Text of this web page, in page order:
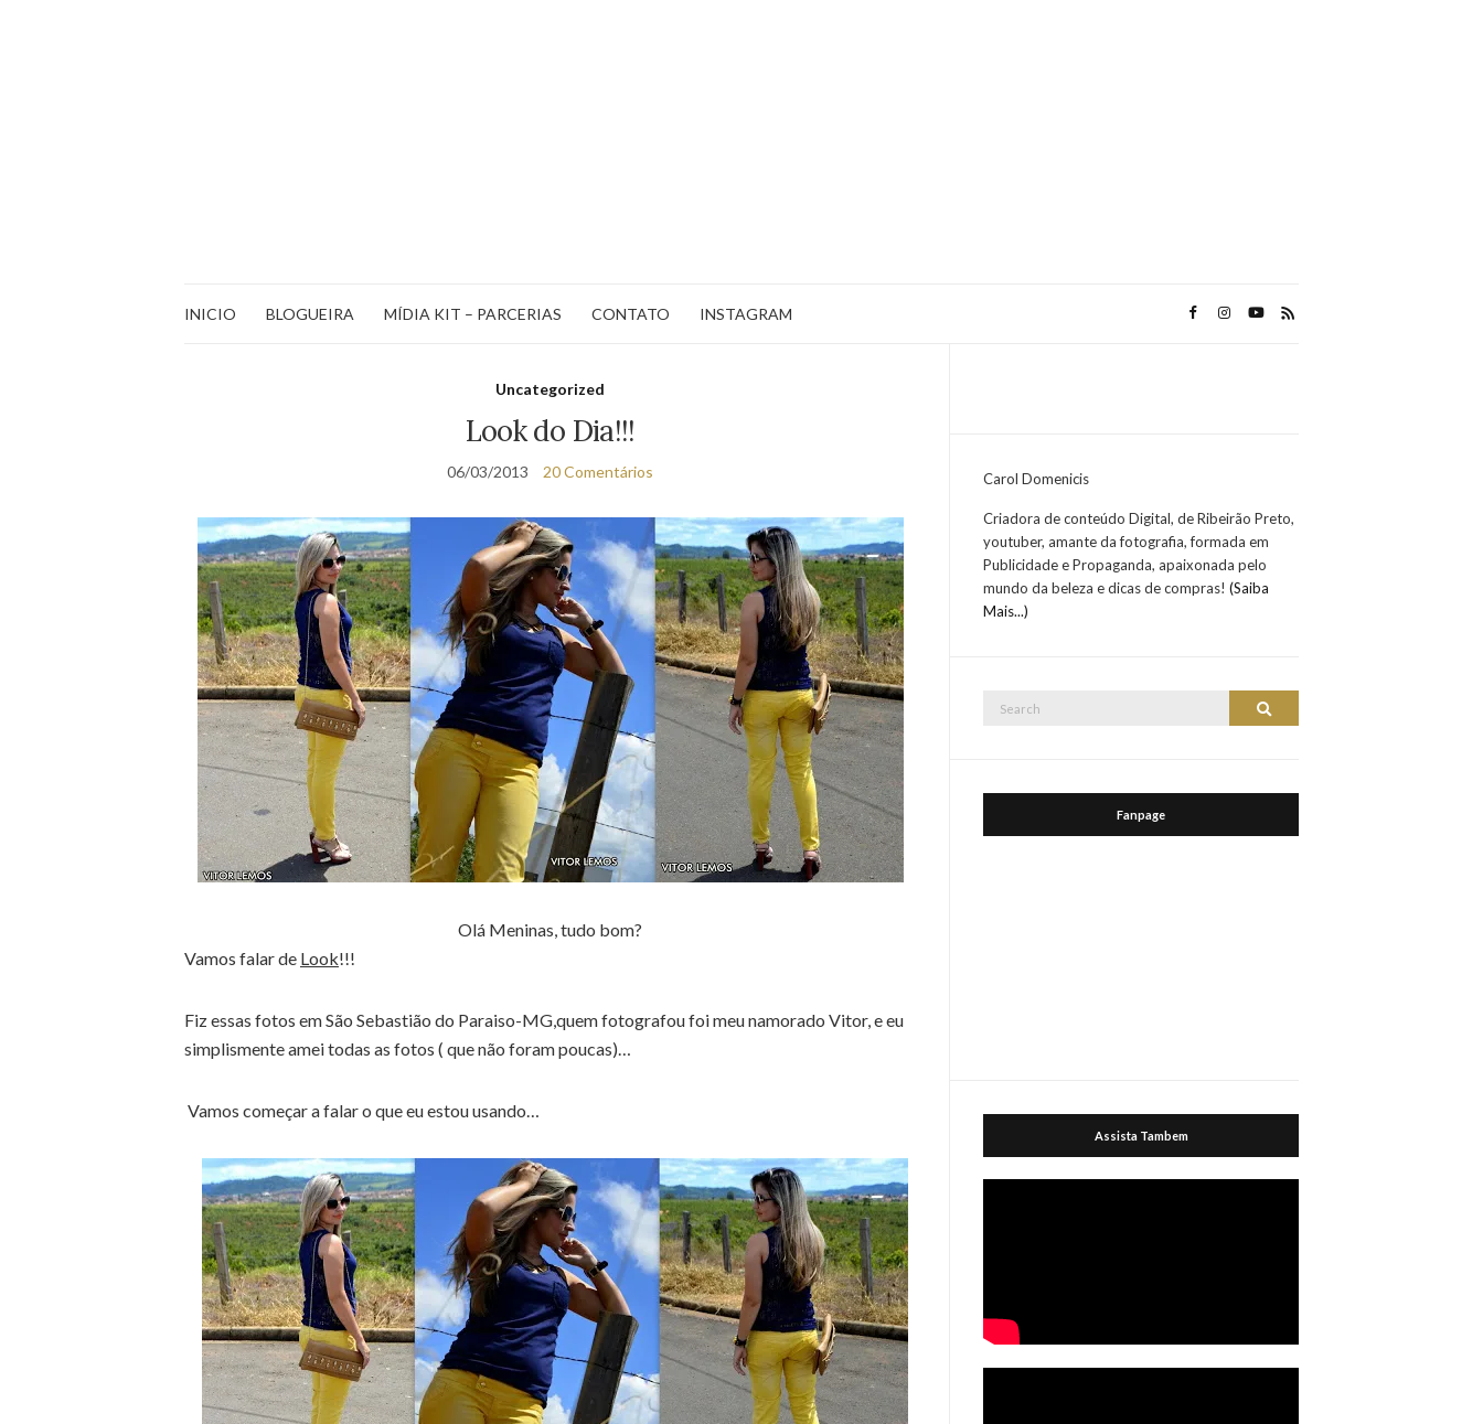
INICIO BLOGUEIRA MÍDIA KIT – PARCERIAS CONTATO INSTAGRAM
Uncategorized
Look do Dia!!!
06/03/2013 20 Comentários
Olá Meninas, tudo bom?
Vamos falar de Look!!!
Fiz essas fotos em São Sebastião do Paraiso-MG,quem fotografou foi meu namorado Vitor, e eu
simplismente amei todas as fotos ( que não foram poucas)…
Vamos começar a falar o que eu estou usando…
Carol Domenicis
Criadora de conteúdo Digital, de Ribeirão Preto,
youtuber, amante da fotografia, formada em
Publicidade e Propaganda, apaixonada pelo
mundo da beleza e dicas de compras!(Saiba
Mais...)
Search
Search
Fanpage
Assista Tambem